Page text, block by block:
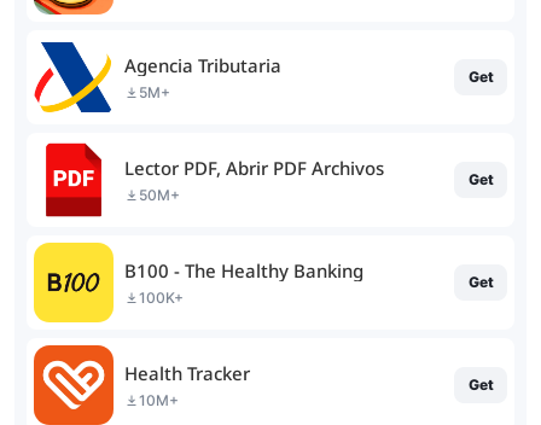
Agencia Tributaria
5M+
Get
Lector PDF, Abrir PDF Archivos
50M+
Get
B100 - The Healthy Banking
100K+
Get
Health Tracker
10M+
Get